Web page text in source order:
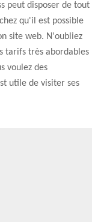
peut disposer de tout
qu'il est possible
site web. N'oubliez
tarifs très abordables
voulez des
utile de visiter ses